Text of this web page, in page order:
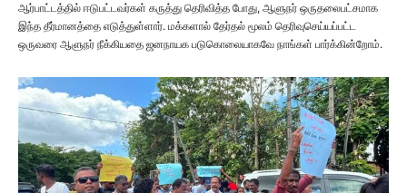
ஆர்பாட்டத்தில் ஈடுபட்டவர்கள் கருத்து தெரிவித்த போது, ஆளுநர் ஒருதலைபட்சமாக
இந்த தீர்மானத்தை எடுத்துள்ளார். மக்களால் தேர்தல் மூலம் தெரிவுசெய்யப்பட்ட
ஒருவரை ஆளுநர் நீக்கியதை ஜனநாயக படுகொலையாகவே நாங்கள் பார்க்கின்றோம்.